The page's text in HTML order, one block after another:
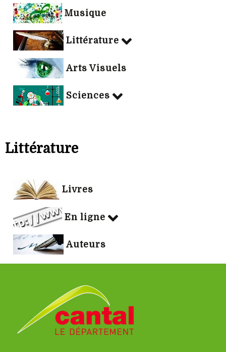
Musique
Littérature
Arts Visuels
Sciences
Littérature
Livres
En ligne
Auteurs